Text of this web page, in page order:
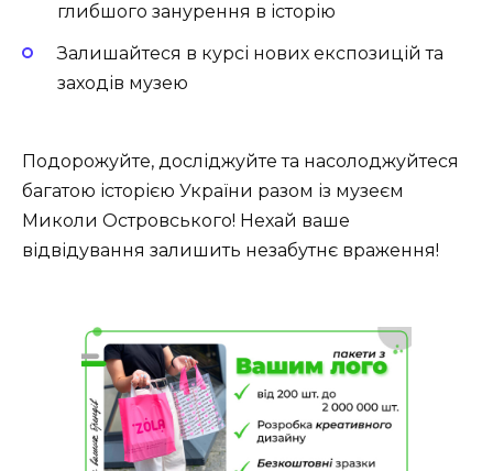
глибшого занурення в історію
Залишайтеся в курсі нових експозицій та
заходів музею
Подорожуйте, досліджуйте та насолоджуйтеся
багатою історією України разом із музеєм
Миколи Островського! Нехай ваше
відвідування залишить незабутнє враження!